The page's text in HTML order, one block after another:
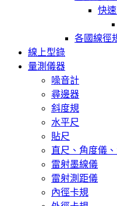
快
各國線徑
線上型錄
量測儀器
噪音計
尋邊器
斜度規
水平尺
貼尺
直尺、角度儀
雷射墨線儀
雷射測距儀
內徑卡規